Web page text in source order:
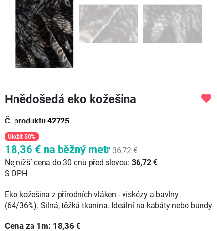
Hnědošedá eko kožešina
Č. produktu 42725
favorite
Uložit 50%
18,36 € na běžný metr 36,72 €
Nejnižší cena do 30 dnů před slevou: 36,72 €
S DPH
Eko kožešina z přírodních vláken - viskózy a bavlny
(64/36%). Silná, těžká tkanina. Ideální na kabáty nebo bundy
Cena za 1 m: 18,36 €